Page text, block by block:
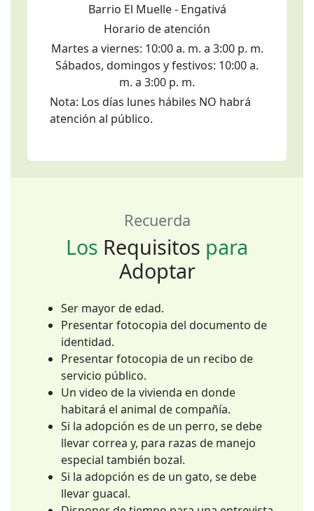
Barrio El Muelle - Engativá
Horario de atención
Martes a viernes: 10:00 a. m. a 3:00 p. m.
Sábados, domingos y festivos: 10:00 a.
m. a 3:00 p. m.
Nota: Los días lunes hábiles NO habrá
atención al público.
Recuerda
Los Requisitos para
Adoptar
Ser mayor de edad.
Presentar fotocopia del documento de
identidad.
Presentar fotocopia de un recibo de
servicio público.
Un video de la vivienda en donde
habitará el animal de compañía.
Si la adopción es de un perro, se debe
llevar correa y, para razas de manejo
especial también bozal.
Si la adopción es de un gato, se debe
llevar guacal.